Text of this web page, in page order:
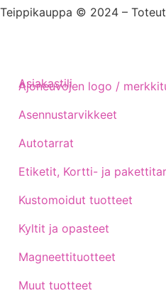
Teippikauppa © 2024 –
Ajoneuvojen logo /
Asennustarvikkeet
Autotarrat
Etiketit, Kortti- ja
Kustomoidut tuotteet
Kyltit ja opasteet
Magneettituotteet
Muut tuotteet
Asiakastili